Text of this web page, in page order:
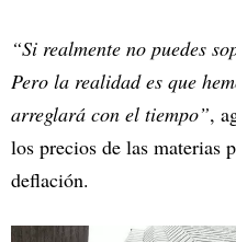
“Si realmente no puedes
Pero la realidad es que
arreglará con el tiempo”,
los precios de las materias
deflación.